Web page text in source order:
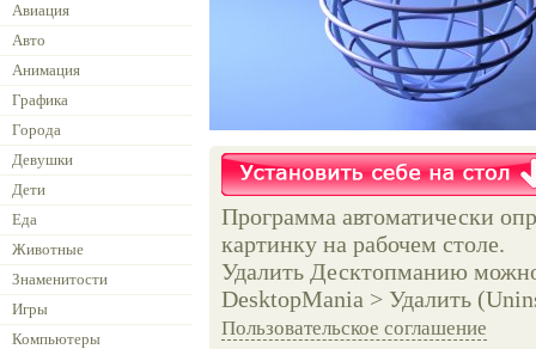
Авиация
Авто
Анимация
Графика
Города
Девушки
Дети
Еда
Животные
Знаменитости
Игры
Компьютеры
Программа автоматически
картинку на рабочем столе.
Удалить Десктопманию
DesktopMania > Удалить
Пользовательское соглашение